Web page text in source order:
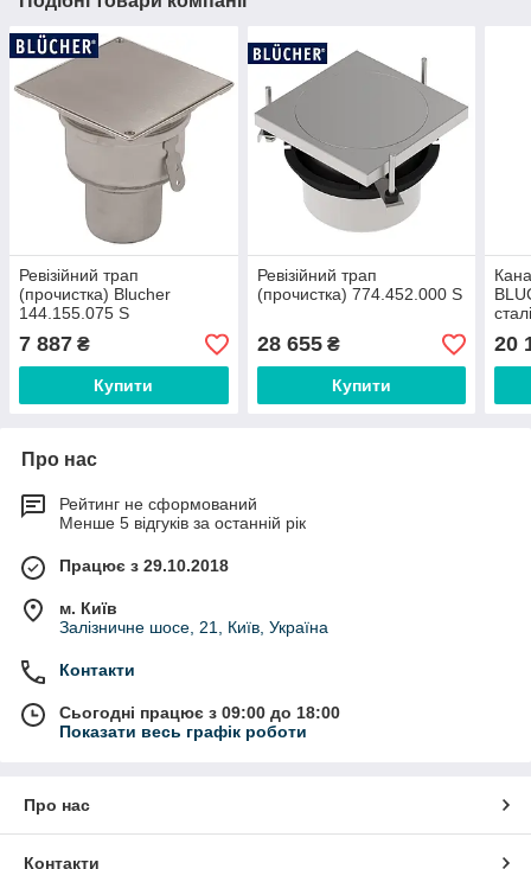
Ревізійний трап
(прочистка) Blucher
144.155.075 S
7 887 ₴
Купити
Ревізійний трап
(прочистка) 774.452.000 S
28 655₴
Купити
20
Про нас
Рейтинг не сформований
Менше 5 відгуків за останній рік
Працює з 29.10.2018
м. Київ
Залізничне шосе, 21, Київ, Україна
Контакти
Сьогодні працює з 09:00 до 18:00
Показати весь графік роботи
Про нас
Контакти